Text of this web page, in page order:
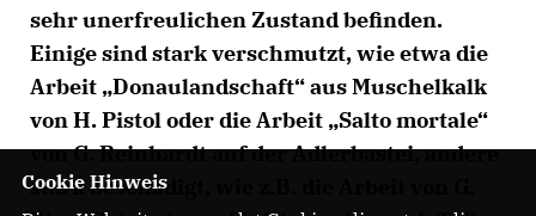
sehr unerfreulichen Zustand befinden.
Einige sind stark verschmutzt, wie etwa die
Arbeit „Donaulandschaft“ aus Muschelkalk
von H. Pistol oder die Arbeit „Salto mortale“
von G. Reinhardt auf der Adlerbastei, andere
stark beschädigt, wie z.B. die Arbeit von G.
Cookie Hinweis